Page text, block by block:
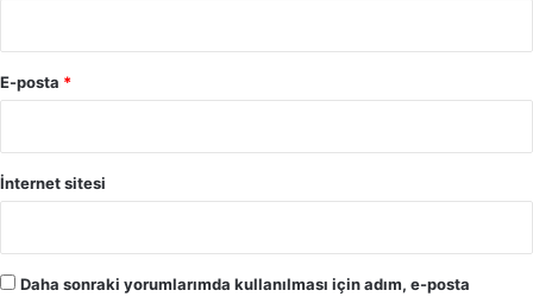
E-posta *
İnternet sitesi
Daha sonraki yorumlarımda kullanılması için adım, e-posta